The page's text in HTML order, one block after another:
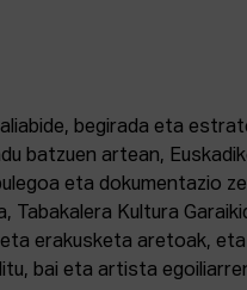
begirada eta
batzuen artean,
eta dokumentazio
Tabakalera Kultura
eta erakusketa aretoak,
bai eta artista